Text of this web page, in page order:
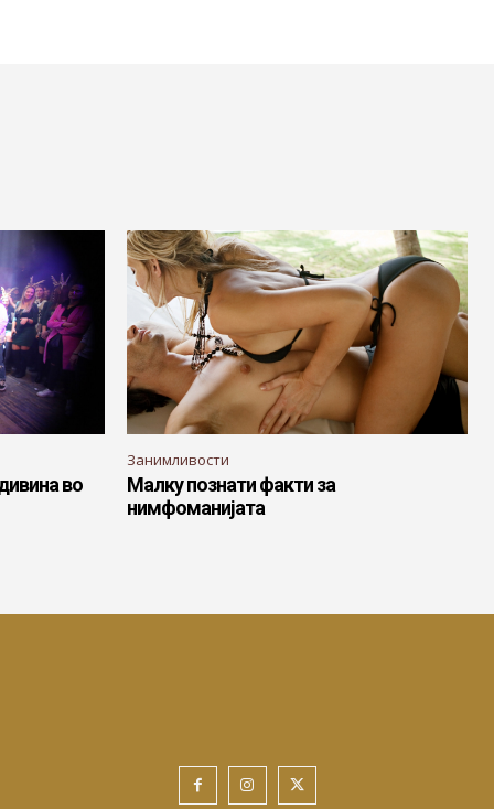
во
Занимливости
Малку познати факти за
нимфоманијата